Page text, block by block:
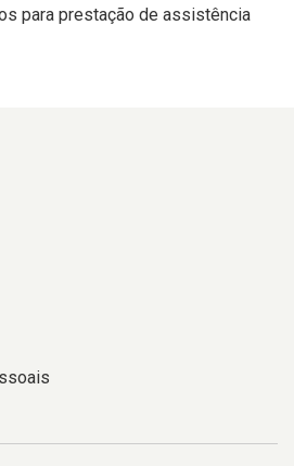
para prestação de assistência